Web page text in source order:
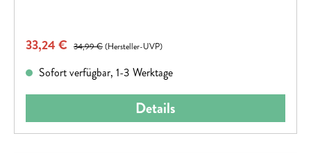
Verkaufspreis:
33,24 € Regulärer Preis:
34,99 €(Hersteller-UVP)
Sofort verfügbar, 1-3 Werktage
Details